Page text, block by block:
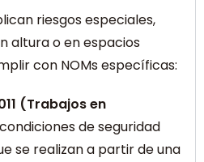
riesgos especiales,
altura o en espacios
con NOMs específicas:
(Trabajos en
de seguridad
se realizan a partir de una